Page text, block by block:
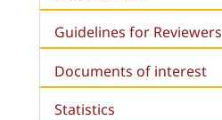
Guidelines for Reviewers
Documents of interest
Statistics